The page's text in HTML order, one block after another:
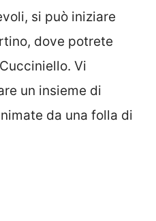
si può iniziare
dove potrete
Vi
un insieme di
da una folla di